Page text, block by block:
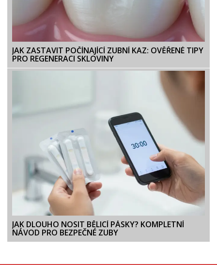
JAK ZASTAVIT POČÍNAJÍCÍ ZUBNÍ KAZ: OVĚŘENÉ TIPY
PRO REGENERACI SKLOVINY
JAK DLOUHO NOSIT BĚLICÍ PÁSKY? KOMPLETNÍ
NÁVOD PRO BEZPEČNÉ ZUBY